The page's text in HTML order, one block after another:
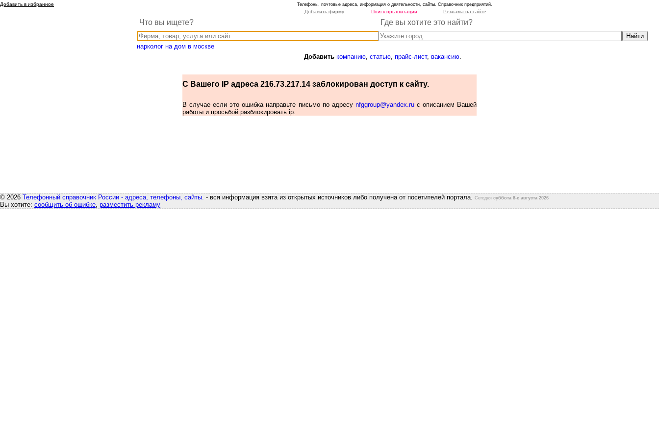
Добавить в избранное Телефоны, почтовые адреса, информация о деятельности, сайты. Справочник предприятий.
Добавить фирму Поиск организации Реклама на сайте
Что вы ищете? Где вы хотите это найти?
нарколог на дом в москве
Добавить компанию, статью, прайс-лист, вакансию.
С Вашего IP адреса 216.73.217.14 заблокирован доступ к сайту.
В случае если это ошибка направьте письмо по адресу nfggroup@yandex.ruс описанием Вашей
работы и просьбой разблокировать ip.
© 2026 Телефонный справочник России - адреса, телефоны, сайты. - вся информация взята из открытых источников либо получена от посетителей портала. Сегодня суббота 8-е августа 2026
Вы хотите: сообщить об ошибке, разместить рекламу